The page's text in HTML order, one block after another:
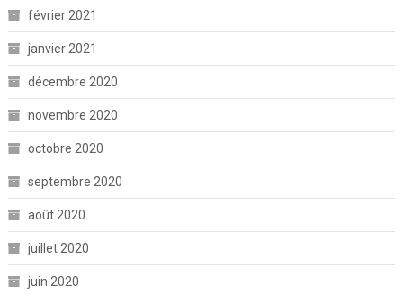
février 2021
janvier 2021
décembre 2020
novembre 2020
octobre 2020
septembre 2020
août 2020
juillet 2020
juin 2020